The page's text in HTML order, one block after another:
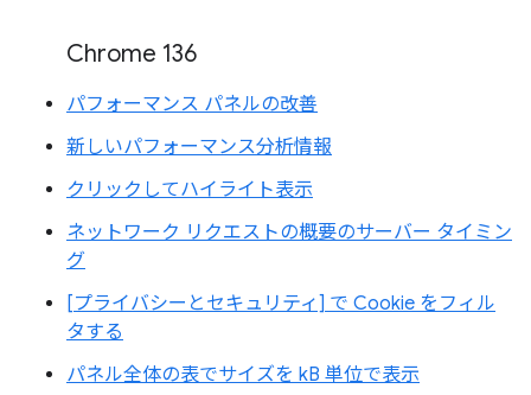
Chrome 136
パフォーマンス パネルの改善
新しいパフォーマンス分析情報
クリックしてハイライト表示
ネットワーク リクエストの概要のサーバー タイミン
グ
[プライバシーとセキュリティ] で Cookie をフィル
タする
パネル全体の表でサイズを kB 単位で表示